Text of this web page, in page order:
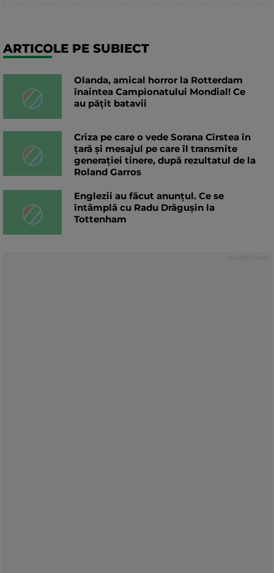
ARTICOLE PE SUBIECT
Olanda, amical horror la Rotterdam
înaintea Campionatului Mondial! Ce
au pățit batavii
Criza pe care o vede Sorana Cîrstea în
țară și mesajul pe care îl transmite
generației tinere, după rezultatul de la
Roland Garros
Englezii au făcut anunțul. Ce se
întâmplă cu Radu Drăgușin la
Tottenham